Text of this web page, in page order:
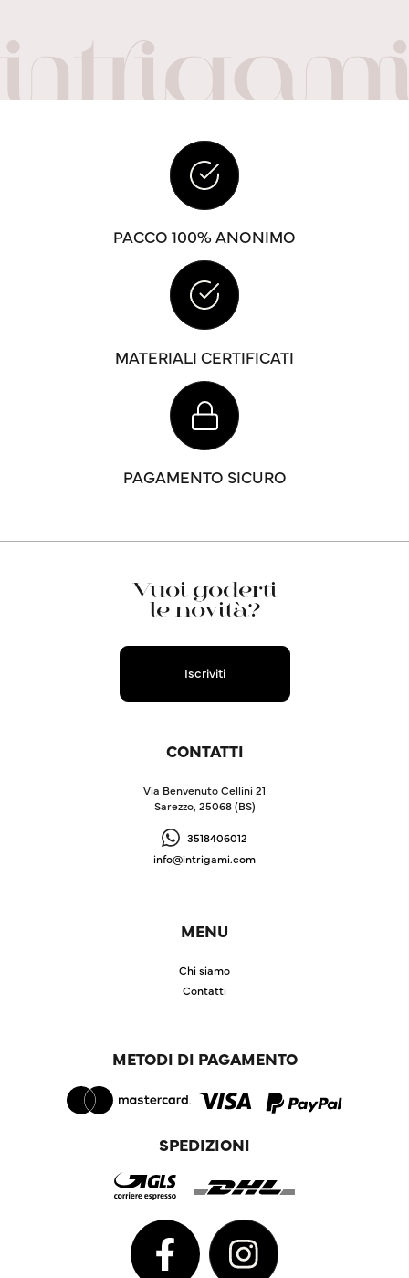
PACCO 100% ANONIMO
MATERIALI CERTIFICATI
PAGAMENTO SICURO
Vuoi goderti
le novità?
Iscriviti
CONTATTI
Via Benvenuto Cellini 21
Sarezzo, 25068 (BS)
3518406012
info@intrigami.com
MENU
Chi siamo
Contatti
METODI DI PAGAMENTO
SPEDIZIONI